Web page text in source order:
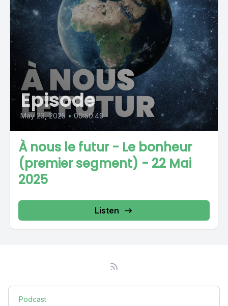
Episode
May 23, 2025 • 00:50:49
À nous le futur - Le bonheur
(premier segment) - 22 Mai
2025
Listen
Podcast